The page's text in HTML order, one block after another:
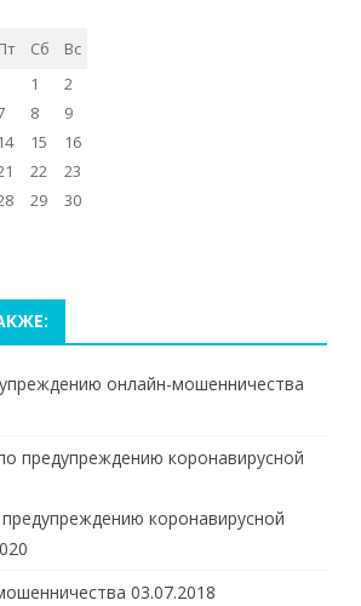
Сб
Вс
1
2
8
9
14 15
16
22
23
29
30
онлайн-мошенничества
коронавирусной
03.07.2018